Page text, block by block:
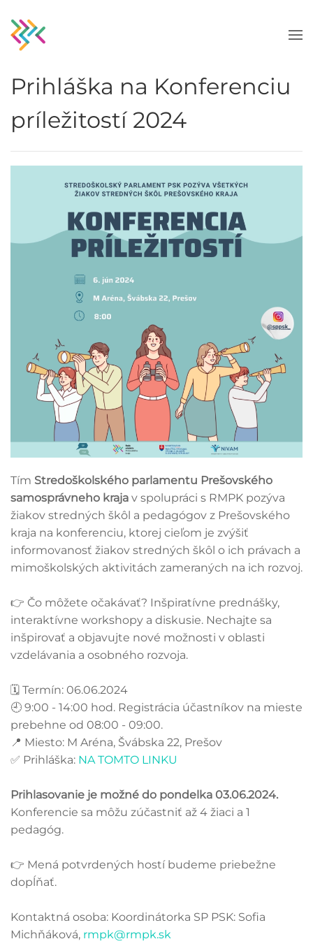
Skip to main content
Prihláška na Konferenciu
príležitostí 2024
Tím Stredoškolského parlamentu Prešovského
samosprávneho kraja v spolupráci s RMPK pozýva
žiakov stredných škôl a pedagógov z Prešovského
kraja na konferenciu, ktorej cieľom je zvýšiť
informovanosť žiakov stredných škôl o ich právach a
mimoškolských aktivitách zameraných na ich rozvoj.
👉 Čo môžete očakávať? Inšpiratívne prednášky,
interaktívne workshopy a diskusie. Nechajte sa
inšpirovať a objavujte nové možnosti v oblasti
vzdelávania a osobného rozvoja.
🗓️ Termín: 06.06.2024
🕘 9:00 - 14:00 hod. Registrácia účastníkov na mieste
prebehne od 08:00 - 09:00.
📍 Miesto: M Aréna, Švábska 22, Prešov
✅ Prihláška: NA TOMTO LINKU
Prihlasovanie je možné do pondelka 03.06.2024.
Konferencie sa môžu zúčastniť až 4 žiaci a 1
pedagóg.
👉 Mená potvrdených hostí budeme priebežne
dopĺňať.
Kontaktná osoba: Koordinátorka SP PSK: Sofia
Michňáková, rmpk@rmpk.sk